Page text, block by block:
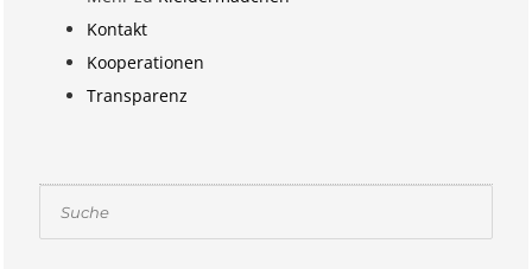
Kontakt
Kooperationen
Transparenz